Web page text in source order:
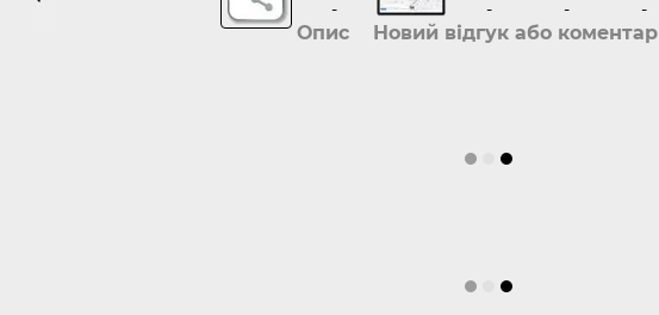
Опис Новий відгук або коментар